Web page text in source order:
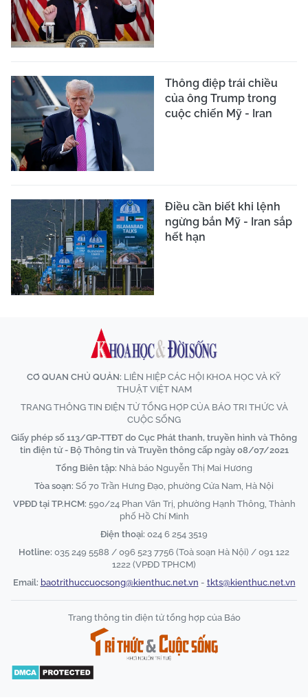
Thông điệp trái chiều
của ông Trump trong
cuộc chiến Mỹ - Iran
Điều cần biết khi lệnh
ngừng bắn Mỹ - Iran sắp
hết hạn
CƠ QUAN CHỦ QUẢN: LIÊN HIỆP CÁC HỘI KHOA HỌC VÀ KỸ
THUẬT VIỆT NAM
TRANG THÔNG TIN ĐIỆN TỬ TỔNG HỢP CỦA BÁO TRI THỨC VÀ
CUỘC SỐNG
Giấy phép số 113/GP-TTĐT do Cục Phát thanh, truyền hình và Thông
tin điện tử - Bộ Thông tin và Truyền thông cấp ngày 08/07/2021
Tổng Biên tập: Nhà báo Nguyễn Thị Mai Hương
Tòa soạn: Số 70 Trần Hưng Đạo, phường Cửa Nam, Hà Nội
VPĐD tại TP.HCM: 590/24 Phan Văn Trị, phường Hạnh Thông, Thành
phố Hồ Chí Minh
Điện thoại: 024 6 254 3519
Hotline: 035 249 5588 / 096 523 7756 (Toà soạn Hà Nội) / 091 122
1222 (VPĐD TPHCM)
Email: baotrithuccuocsong@kienthuc.net.vn - tkts@kienthuc.net.vn
Trang thông tin điện tử tổng hợp của Báo